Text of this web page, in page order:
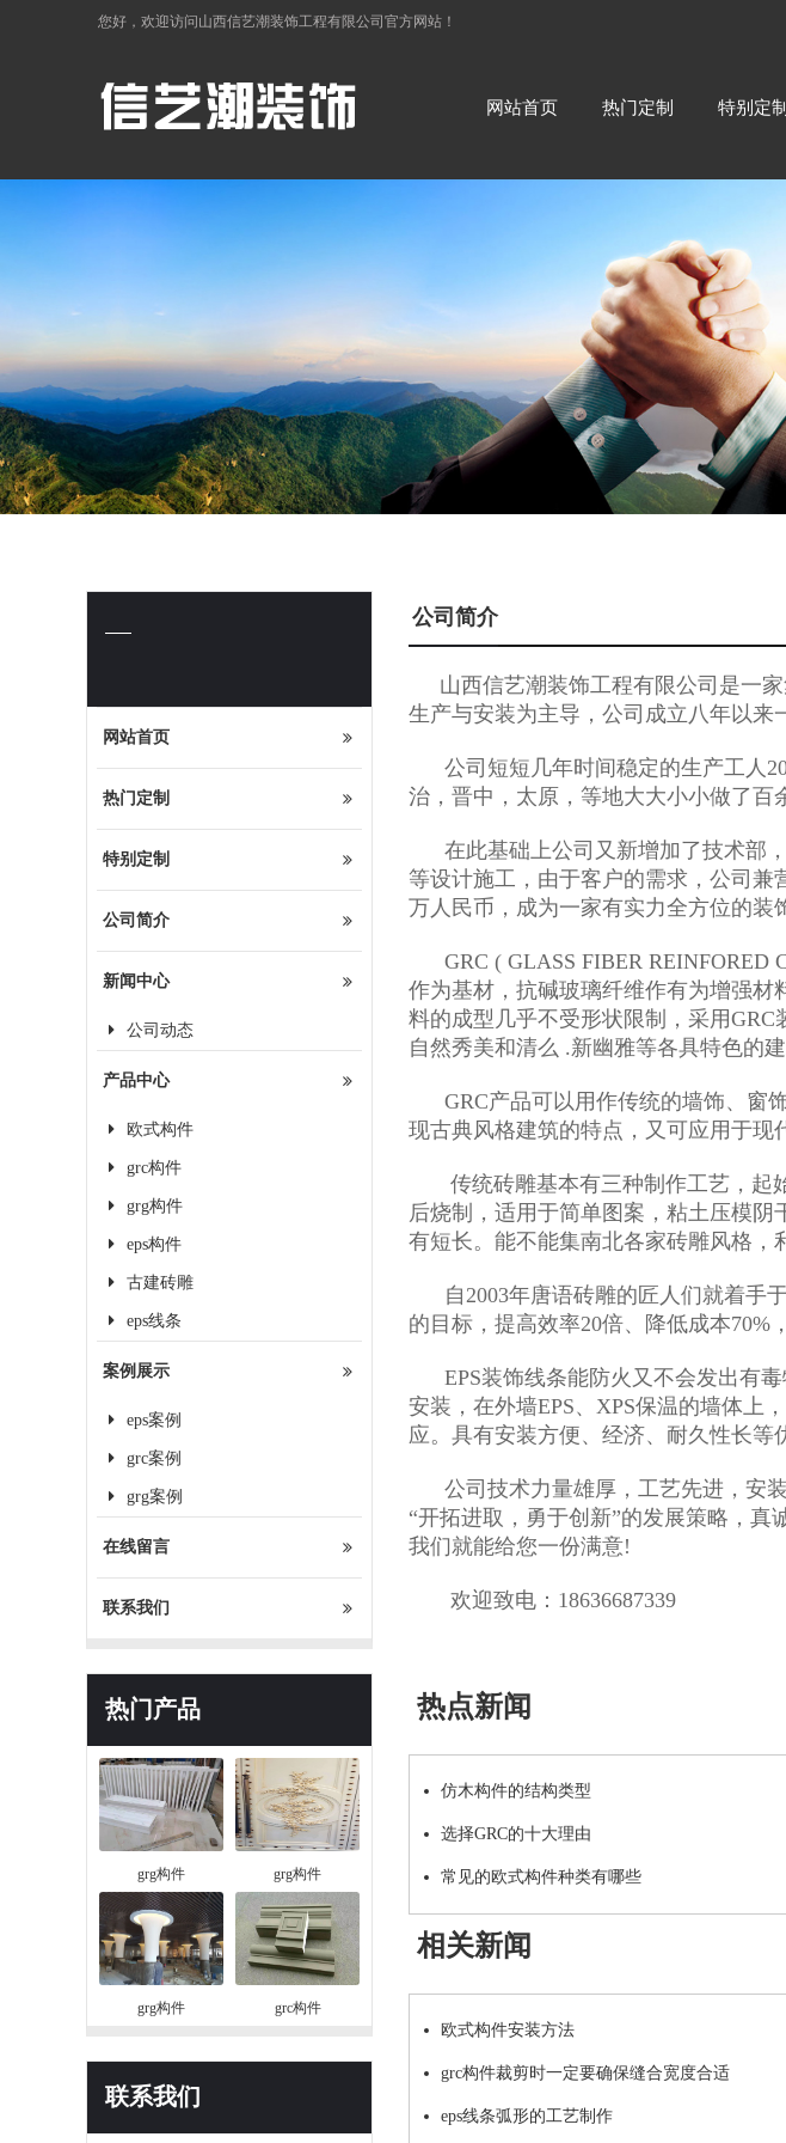
您好，欢迎访问 山西信艺潮装饰工程有限公司 官方网站！
网站首页 热门定制 特别定制
网站首页
热门定制
特别定制
公司简介
新闻中心
公司动态
产品中心
欧式构件
grc构件
grg构件
eps构件
古建砖雕
eps线条
案例展示
eps案例
grc案例
grg案例
在线留言
联系我们
热门产品
grg构件 grg构件
grg构件 grc构件
联系我们
公司简介
山西信艺潮装饰工程有限公司是一
生产与安装为主导，公司成立八年以
公司短短几年时间稳定的生产工人20
治，晋中，太原，等地大大小小做了百
在此基础上公司又新增加了技术部，
等设计施工，由于客户的需求，公司兼
万人民币，成为一家有实力全方位的装
GRC ( GLASS FIBER REINFORED
作为基材，抗碱玻璃纤维作有为增强材
料的成型几乎不受形状限制，采用
自然秀美和清么 .新幽雅等各具特色的建
GRC产品可以用作传统的墙饰、窗
现古典风格建筑的特点，又可应用于现
传统砖雕基本有三种制作工艺，起
后烧制，适用于简单图案，粘土压模
有短长。能不能集南北各家砖雕风格，
自2003年唐语砖雕的匠人们就着手
的目标，提高效率20倍、降低成本70%
EPS装饰线条能防火又不会发出有毒
安装，在外墙EPS、XPS保温的墙体上
应。具有安装方便、经济、耐久性长等
公司技术力量雄厚，工艺先进，安装
“开拓进取，勇于创新”的发展策略，真
我们就能给您一份满意!
欢迎致电：18636687339
热点新闻
仿木构件的结构类型
选择GRC的十大理由
常见的欧式构件种类有哪些
相关新闻
欧式构件安装方法
grc构件裁剪时一定要确保缝合宽度合适
eps线条弧形的工艺制作